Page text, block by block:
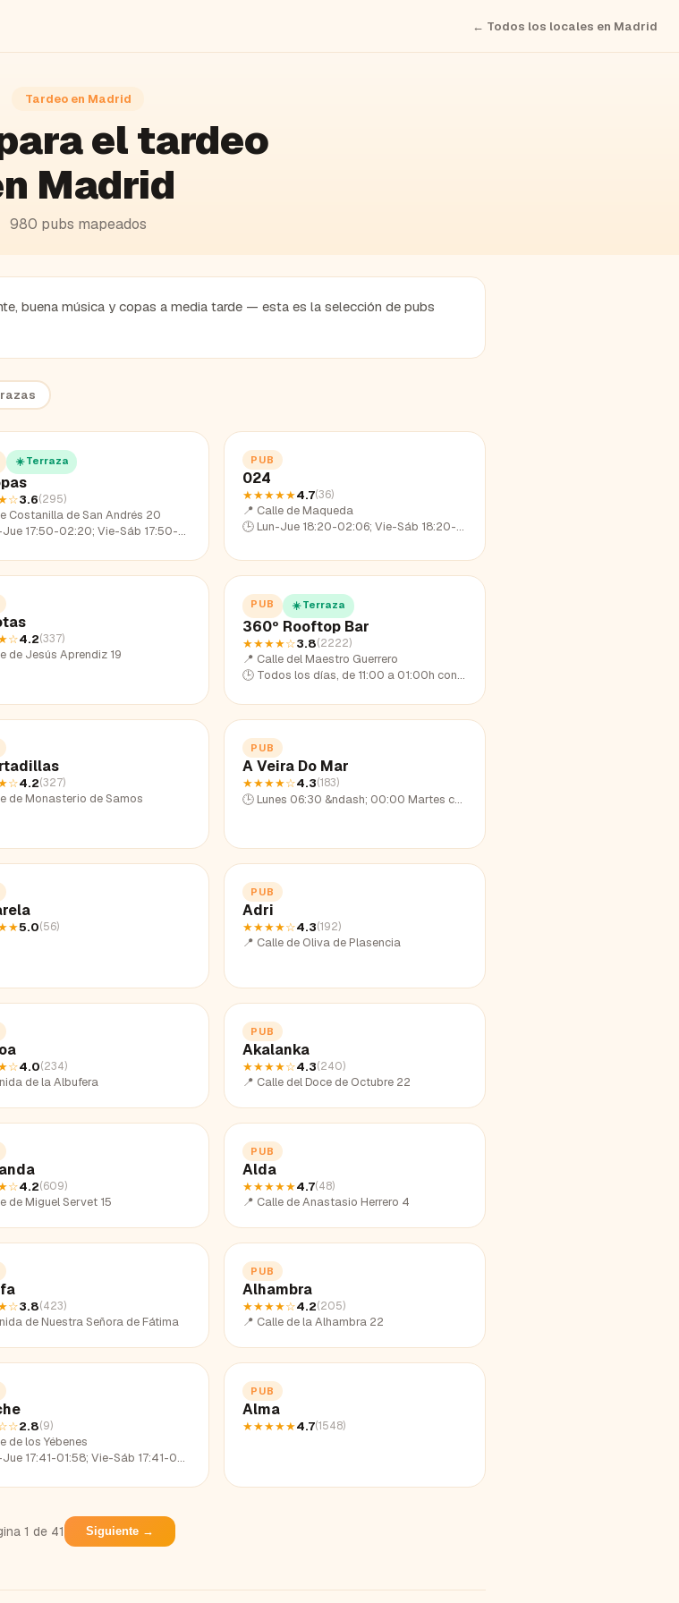
← Todos los locales en Madrid
Tardeo en Madrid
el tardeo
Madrid
980 pubs mapeados
buena música y copas a media tarde — esta es la selección de pubs
☀️ Terraza
☆3.6(295)
Costanilla de San Andrés 20
17:50-02:20; Vie-Sáb 17:50-03:32; Dom 17:50-01:07
PUB
024
★★★★★4.7(36)
📍 Calle de Maqueda
🕒 Lun-Jue 18:20-02:06; Vie-Sáb 18:20-03:54; Dom 18:20-01:07
☆4.2(337)
de Jesús Aprendiz 19
PUB ☀️ Terraza
360º Rooftop Bar
★★★★☆3.8(2222)
📍 Calle del Maestro Guerrero
🕒 Todos los días, de 11:00 a 01:00h con horario de cocina de 12:00 a 23:30h
☆4.2(327)
de Monasterio de Samos
PUB
A Veira Do Mar
★★★★☆4.3(183)
🕒 Lunes 06:30 &ndash; 00:00 Martes cerrado Miércoles 06:30 &ndash; 00:00
5.0(56)
PUB
Adri
★★★★☆4.3(192)
📍 Calle de Oliva de Plasencia
☆4.0(234)
de la Albufera
PUB
Akalanka
★★★★☆4.3(240)
📍 Calle del Doce de Octubre 22
☆4.2(609)
de Miguel Servet 15
PUB
Alda
★★★★★4.7(48)
📍 Calle de Anastasio Herrero 4
☆3.8(423)
de Nuestra Señora de Fátima
PUB
Alhambra
★★★★☆4.2(205)
📍 Calle de la Alhambra 22
2.8(9)
de los Yébenes
17:41-01:58; Vie-Sáb 17:41-03:57; Dom 17:41-00:49
PUB
Alma
★★★★★4.7(1548)
1 de 41 Siguiente →